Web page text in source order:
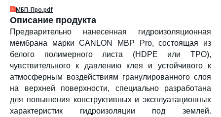
МБП-Про.pdf
Описание продукта
Предварительно нанесенная гидроизоляционная
мембрана марки CANLON MBP Pro, состоящая из
белого полимерного листа (HDPE или TPO),
чувствительного к давлению клея и устойчивого к
атмосферным воздействиям гранулированного слоя
на верхней поверхности, специально разработана
для повышения конструктивных и эксплуатационных
характеристик гидроизоляции под землей.